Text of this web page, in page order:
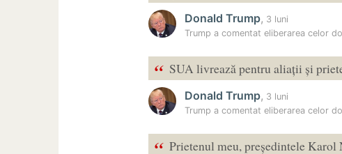
Donald Trump, 3 luni
Trump a comentat eliberarea celor
“ SUA livrează pentru aliații și
Donald Trump, 3 luni
Trump a comentat eliberarea celor
“ Prietenul meu, președintele